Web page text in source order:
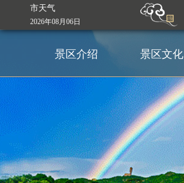
市天气
2026年08月06日
景区介绍 景区文化